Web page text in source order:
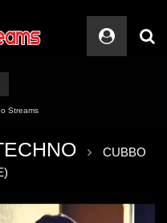
Streams
CUBBO